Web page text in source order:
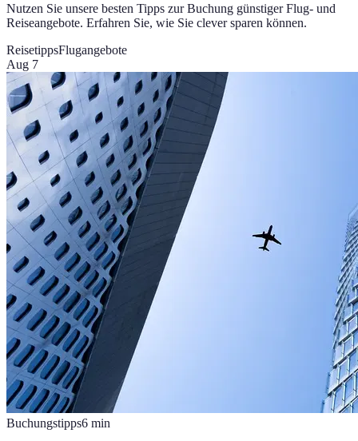
Nutzen Sie unsere besten Tipps zur Buchung günstiger Flug- und
Reiseangebote. Erfahren Sie, wie Sie clever sparen können.
ReisetippsFlugangebote
Aug 7
Buchungstipps6 min